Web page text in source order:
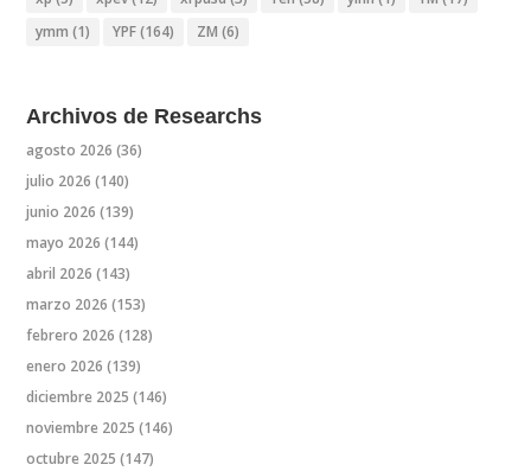
ymm (1) YPF(164) ZM (6)
Archivos de Researchs
agosto 2026 (36)
julio 2026 (140)
junio 2026 (139)
mayo 2026 (144)
abril 2026 (143)
marzo 2026 (153)
febrero 2026 (128)
enero 2026 (139)
diciembre 2025 (146)
noviembre 2025 (146)
octubre 2025 (147)